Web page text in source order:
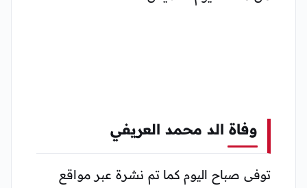
وفاة الد محمد العريفي
توفى صباح اليوم كما تم نشرة عبر مواقع